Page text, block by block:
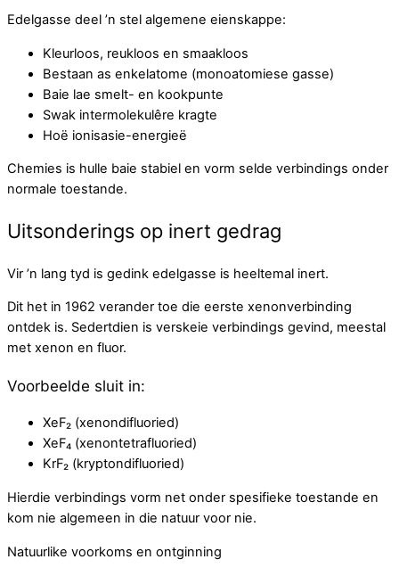
Edelgasse deel ’n stel algemene eienskappe:
Kleurloos, reukloos en smaakloos
Bestaan as enkelatome (monoatomiese gasse)
Baie lae smelt- en kookpunte
Swak intermolekulêre kragte
Hoë ionisasie-energieë
Chemies is hulle baie stabiel en vorm selde verbindings onder
normale toestande.
Uitsonderings op inert gedrag
Vir ’n lang tyd is gedink edelgasse is heeltemal inert.
Dit het in 1962 verander toe die eerste xenonverbinding
ontdek is. Sedertdien is verskeie verbindings gevind, meestal
met xenon en fluor.
Voorbeelde sluit in:
XeF₂ (xenondifluoried)
XeF₄ (xenontetrafluoried)
KrF₂ (kryptondifluoried)
Hierdie verbindings vorm net onder spesifieke toestande en
kom nie algemeen in die natuur voor nie.
Natuurlike voorkoms en ontginning